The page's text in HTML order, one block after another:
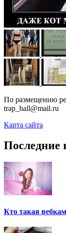
По размещению
trap_hall@mail.ru
Карта сайта
Последние
Кто такая